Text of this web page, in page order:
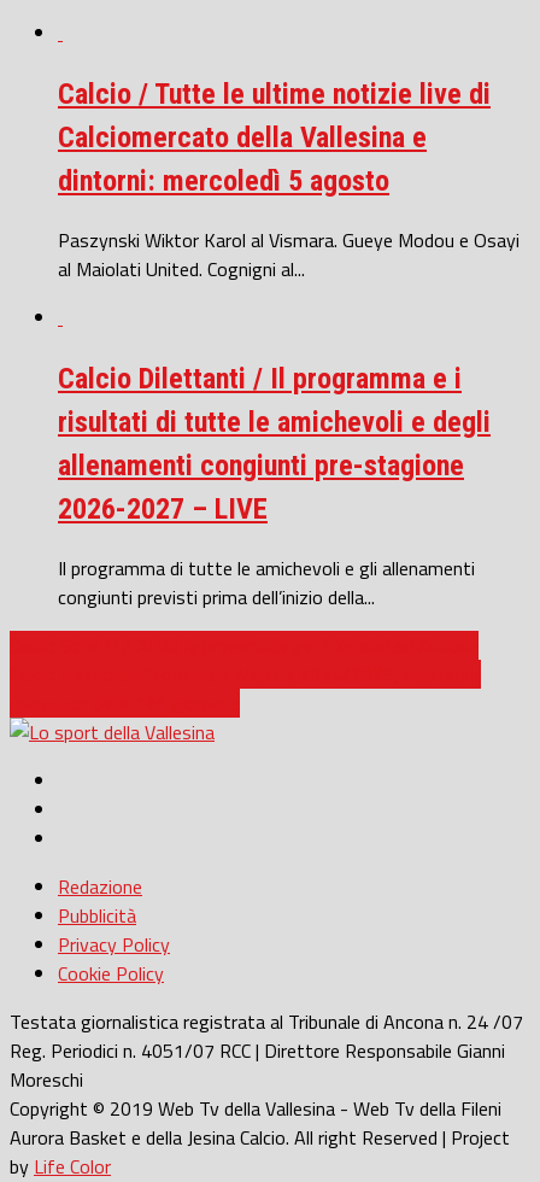
Calcio / Tutte le ultime notizie live di
Calciomercato della Vallesina e
dintorni: mercoledì 5 agosto
Paszynski Wiktor Karol al Vismara. Gueye Modou e Osayi
al Maiolati United. Cognigni al...
Calcio Dilettanti / Il programma e i
risultati di tutte le amichevoli e degli
allenamenti congiunti pre-stagione
2026-2027 – LIVE
Il programma di tutte le amichevoli e gli allenamenti
congiunti previsti prima dell’inizio della...
Redazione
Pubblicità
Privacy Policy
Cookie Policy
Testata giornalistica registrata al Tribunale di Ancona n. 24 /07
Reg. Periodici n. 4051/07 RCC | Direttore Responsabile Gianni
Moreschi
Copyright © 2019 Web Tv della Vallesina - Web Tv della Fileni
Aurora Basket e della Jesina Calcio. All right Reserved | Project
by Life Color